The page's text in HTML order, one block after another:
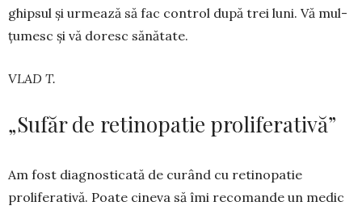
ghipsul și urmează să fac con­trol după trei luni. Vă mul­
țumesc și vă doresc sănătate.
VLAD T.
„Sufăr de retinopatie proliferativă”
Am fost diagnosticată de cu­rând cu retinopa­tie
proliferativă. Poate cineva să îmi recomande un medic